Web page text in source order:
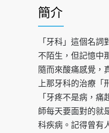
簡介
「牙科」這個名詞
不陌生，但記憶中
隨而來酸痛感覺，
上那牙科的治療「
「牙疼不是病，
師每天要面對的就
科疾病。記得曾有